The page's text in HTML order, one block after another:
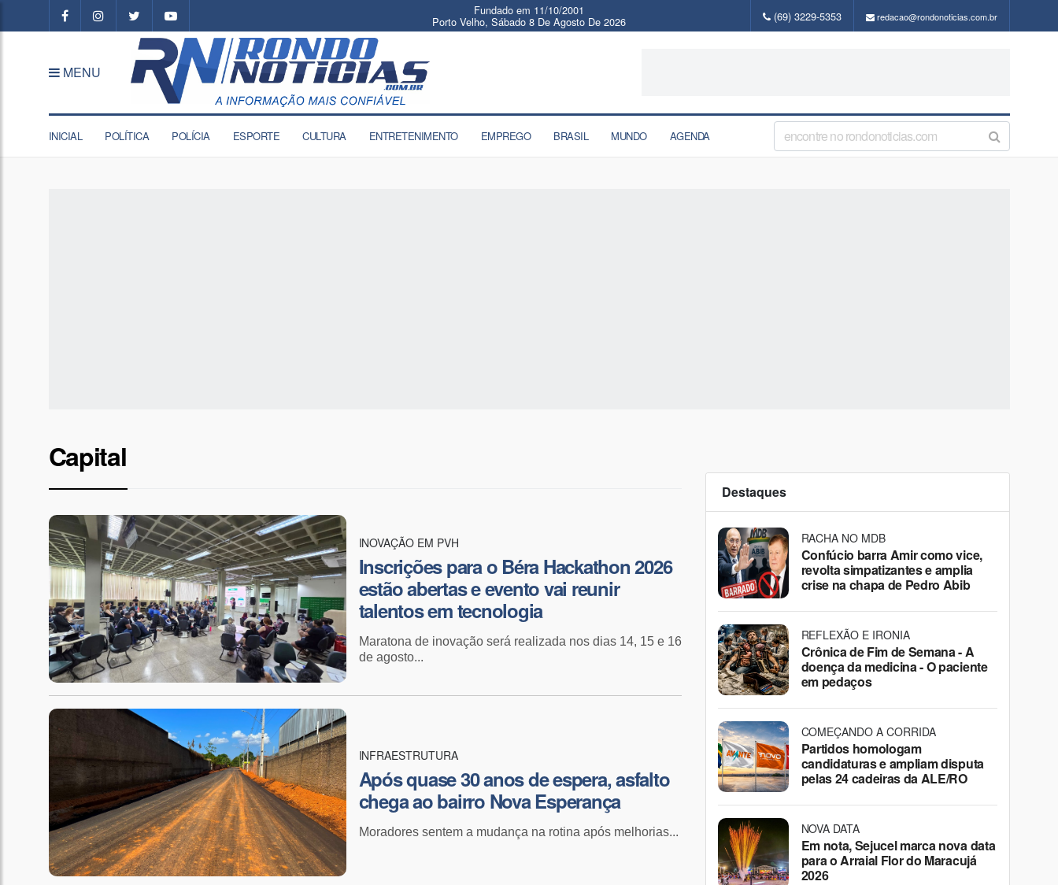
Fundado em 11/10/2001
Porto Velho, Sábado 8 De Agosto De 2026 (69) 3229-5353 redacao@rondonoticias.com.br
MENU
INICIAL POLÍTICA POLÍCIA ESPORTE CULTURA ENTRETENIMENTO EMPREGO BRASIL MUNDO AGENDA
Capital
INOVAÇÃO EM PVH
Inscrições para o Béra Hackathon 2026
estão abertas e evento vai reunir
talentos em tecnologia
Maratona de inovação será realizada nos dias 14, 15 e 16
de agosto...
INFRAESTRUTURA
Após quase 30 anos de espera, asfalto
chega ao bairro Nova Esperança
Moradores sentem a mudança na rotina após melhorias...
Destaques
RACHA NO MDB
Confúcio barra Amir como vice,
revolta simpatizantes e amplia
crise na chapa de Pedro Abib
REFLEXÃO E IRONIA
Crônica de Fim de Semana - A
doença da medicina - O paciente
em pedaços
COMEÇANDO A CORRIDA
Partidos homologam
candidaturas e ampliam disputa
pelas 24 cadeiras da ALE/RO
NOVA DATA
Em nota, Sejucel marca nova data
para o Arraial Flor do Maracujá
2026